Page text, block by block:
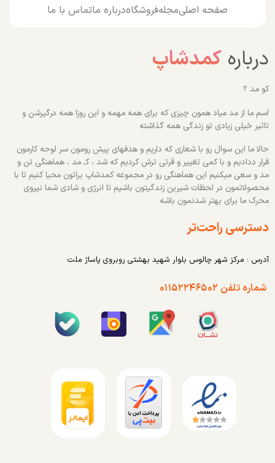
صفحه اصلیمجلهفروشگاهدرباره ماتماس با ما
درباره کمدشاپ
کو مد ؟
اسم ما از مد میاد همون چیزی که برای همه مهمه و این روزا همه درگیرشن و
تاثیر خیلی زیادی تو زندگی همه گذاشته
حالا ما این سوال رو با شعاری که داریم و هدفهای پیش رومون سر لوحه کارمون
قرار ددادیم و با کمی تغییر و قرتی ترش کردیم که شد ، کـ مد ، هماهنگی تن و
مد و سعی میکنیم این هماهنگی رو در مجموعه کمدشاپ براتون محیا کنیم تا با
محصولاتمون در لحظات شیرین زندگیتون باشیم تا انرژی و شادی شما نیروی
محرک ما برای بهتر شدنمون باشه
دسترسی راحت‌تر
آدرس : مرکز شهر چالوس بلوار شهید بهشتی روبروی پاساژ ملت
شماره تلفن ۰۱۱۵۲۲۴۶۵۰۲